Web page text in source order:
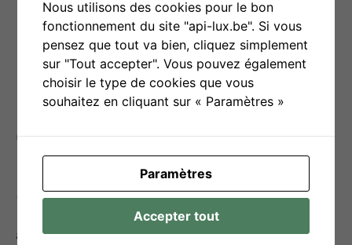
TSA ou TDAH avec un appui visuel
renforcé (émoticônes, pictogrammes).
Permet aussi des variantes sans
compétition.
Objectif(s) d’utilisation
Favoriser l’expression des émotions.
Développer l’empathie et la compréhension des
autres.
Nous utilisons des cookies pour le bon
fonctionnement du site "api-lux.be". Si vous
pensez que tout va bien, cliquez simplement
sur "Tout accepter". Vous pouvez également
choisir le type de cookies que vous
souhaitez en cliquant sur « Paramètres »
Paramètres
Accepter tout